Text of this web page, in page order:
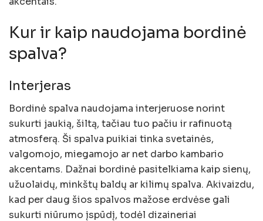
Kur ir kaip naudojama bordinė
spalva?
Interjeras
Bordinė spalva naudojama interjeruose norint
sukurti jaukią, šiltą, tačiau tuo pačiu ir rafinuotą
atmosferą. Ši spalva puikiai tinka svetainės,
valgomojo, miegamojo ar net darbo kambario
akcentams. Dažnai bordinė pasitelkiama kaip sienų,
užuolaidų, minkštų baldų ar kilimų spalva. Akivaizdu,
kad per daug šios spalvos mažose erdvėse gali
sukurti niūrumo įspūdį, todėl dizaineriai